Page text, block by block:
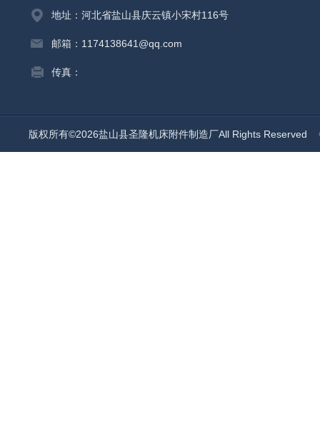
地址：河北省盐山县庆云镇小宋村116号
邮箱：1174138641@qq.com
传真：
版权所有©2026盐山县圣隆机床附件制造厂All Rights Reserved